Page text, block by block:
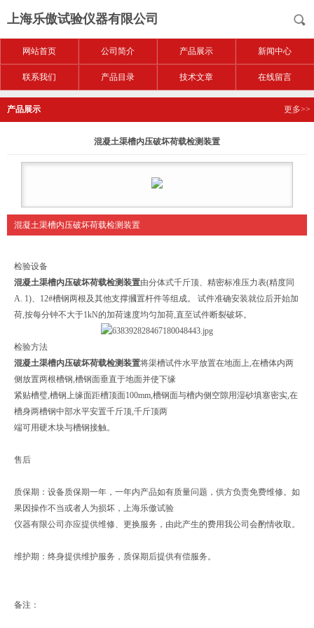
上海乐傲试验仪器有限公司
网站首页 公司简介 产品展示 新闻中心
联系我们 产品目录 技术文章 在线留言
产品展示 更多>>
混凝土渠槽内压破坏荷载检测装置
混凝土渠槽内压破坏荷载检测装置
检验设备
混凝土渠槽内压破坏荷载检测装置由分体式千斤顶、精密标准压力表(精度同
A. 1)、12#槽钢两根及其他支撑摑置杆件等组成。 试件准确安装就位后开始加
荷,按每分钟不大于1kN的加荷速度均匀加荷,直至试件断裂破坏。
检验方法
混凝土渠槽内压破坏荷载检测装置将渠槽试件水平放置在地面上,在槽体内两
侧放置两根槽钢,槽钢面垂直于地面并使下缘
紧贴槽璧,槽钢上缘面距槽顶面100mm,槽钢面与槽内侧空隙用湿砂填塞密实,在
槽身两槽钢中部水平安置千斤顶,千斤顶两
端可用硬木块与槽钢接触。
售后
质保期：设备质保期一年，一年内产品如有质量问题，供方负责免费维修。如
果因操作不当或者人为损坏，上海乐傲试验
仪器有限公司亦应提供维修、更换服务，由此产生的费用我公司会酌情收取。
维护期：终身提供维护服务，质保期后提供有偿服务。
备注：